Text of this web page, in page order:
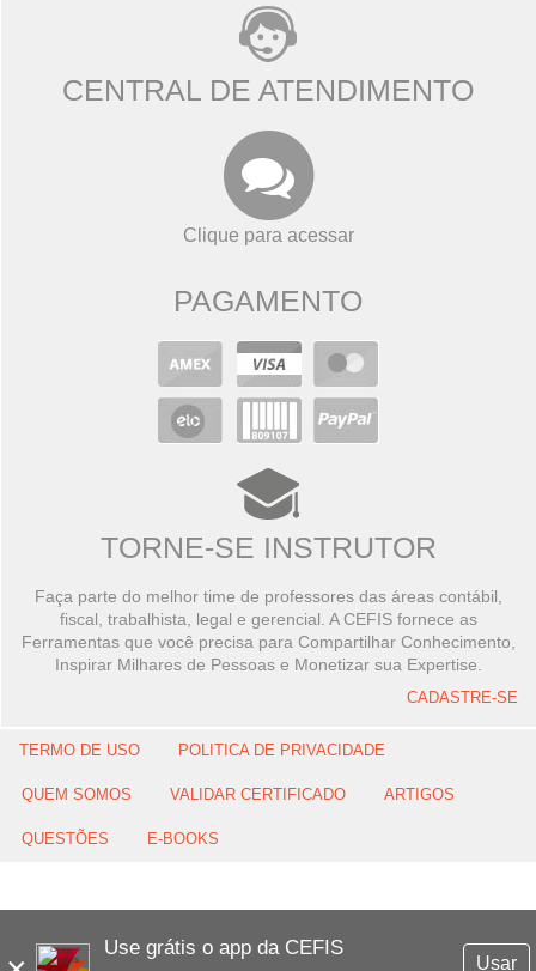
Use grátis o app da CEFIS
Usar
CENTRAL DE ATENDIMENTO
Clique para acessar
PAGAMENTO
TORNE-SE INSTRUTOR
Faça parte do melhor time de professores das áreas contábil,
fiscal, trabalhista, legal e gerencial. A CEFIS fornece as
Ferramentas que você precisa para Compartilhar Conhecimento,
Inspirar Milhares de Pessoas e Monetizar sua Expertise.
CADASTRE-SE
TERMO DE USO POLITICA DE PRIVACIDADE
QUEM SOMOS VALIDAR CERTIFICADO ARTIGOS
QUESTÕES E-BOOKS